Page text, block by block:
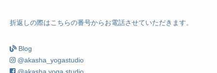
折返しの際はこちらの番号からお電話させていただきます。
Blog
@akasha_yogastudio